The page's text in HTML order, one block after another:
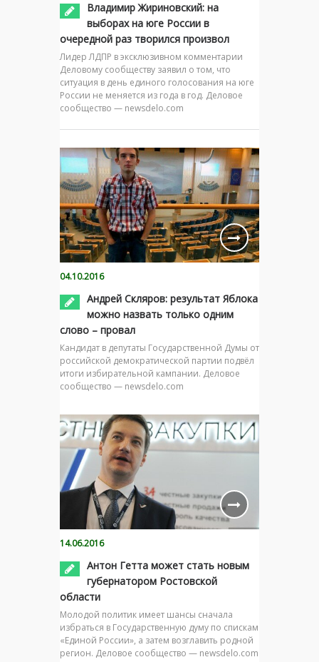
Владимир Жириновский: на
выборах на юге России в
очередной раз творился произвол
Лидер ЛДПР в эксклюзивном комментарии
Деловому сообществу заявил о том, что
ситуация в день единого голосования на юге
России не меняется из года в год. Деловое
сообщество — newsdelo.com
04.10.2016
Андрей Скляров: результат Яблока
можно назвать только одним
слово – провал
Кандидат в депутаты Государственной Думы от
российской демократической партии подвёл
итоги избирательной кампании. Деловое
сообщество — newsdelo.com
14.06.2016
Антон Гетта может стать новым
губернатором Ростовской
области
Молодой политик имеет шансы сначала
избраться в Государственную думу по спискам
«Единой России», а затем возглавить родной
регион. Деловое сообщество — newsdelo.com